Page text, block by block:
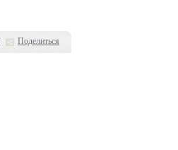
Поделиться